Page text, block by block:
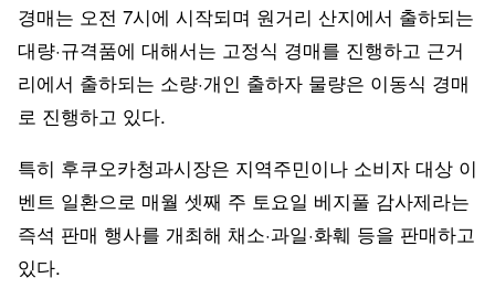
경매는 오전 7시에 시작되며 원거리 산지에서 출하되는
대량·규격품에 대해서는 고정식 경매를 진행하고 근거
리에서 출하되는 소량·개인 출하자 물량은 이동식 경매
로 진행하고 있다.
특히 후쿠오카청과시장은 지역주민이나 소비자 대상 이
벤트 일환으로 매월 셋째 주 토요일 베지풀 감사제라는
즉석 판매 행사를 개최해 채소·과일·화훼 등을 판매하고
있다.